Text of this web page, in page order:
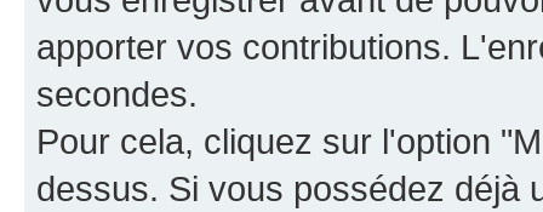
apporter vos contributions.
secondes.
Pour cela, cliquez sur l'option
dessus. Si vous possédez déjà